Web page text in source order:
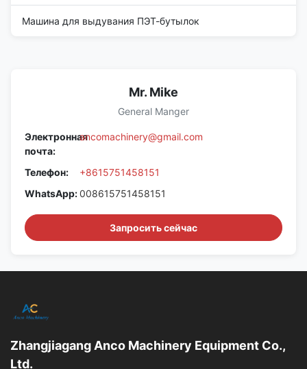
Машина для выдувания ПЭТ-бутылок
Mr. Mike
General Manger
Электронная
почта:
ancomachinery@gmail.com
Телефон:
+8615751458151
WhatsApp:008615751458151
Запросить сейчас
Zhangjiagang Anco Machinery Equipment Co.,
Ltd.